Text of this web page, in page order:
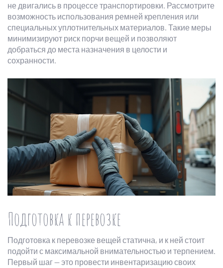
не двигались в процессе транспортировки. Рассмотрите
возможность использования ремней крепления или
специальных уплотнительных материалов. Такие меры
минимизируют риск порчи вещей и позволяют
добраться до места назначения в целости и
сохранности.
Подготовка к перевозке
Подготовка к перевозке вещей статична, и к ней стоит
подойти с максимальной внимательностью и терпением.
Первый шаг — это провести инвентаризацию своих